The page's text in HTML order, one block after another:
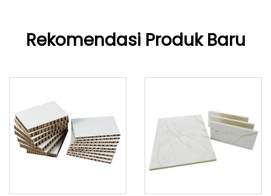
Rekomendasi Produk Baru